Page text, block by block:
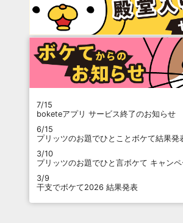
7/15
boketeアプリ サービス終了のお知らせ
6/15
プリッツのお題でひとことボケて結果発
3/10
プリッツのお題でひと言ボケて キャンペ
3/9
干支でボケて2026 結果発表